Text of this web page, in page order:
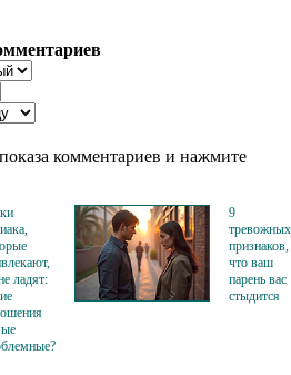
комментариев и нажмите
ладят:
9
тревожных
признаков,
что ваш
парень вас
стыдится